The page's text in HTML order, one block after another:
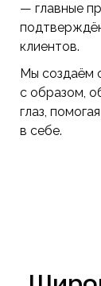
— главные
клиентов.
Мы создаём
с образом,
глаз,
в себе.